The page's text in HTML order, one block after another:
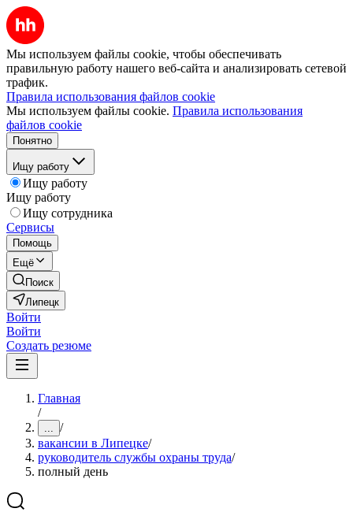
Мы используем файлы cookie, чтобы обеспечивать
правильную работу нашего веб-сайта и анализировать сетевой
трафик.
Правила использования файлов cookie
Мы используем файлы cookie. Правила использования
файлов cookie
Понятно
Ищу работу
Ищу работу
Ищу работу
Ищу сотрудника
Сервисы
Помощь
Ещё
Поиск
Липецк
Войти
Войти
Создать резюме
Главная
/
... /
вакансии в Липецке/
руководитель службы охраны труда/
полный день